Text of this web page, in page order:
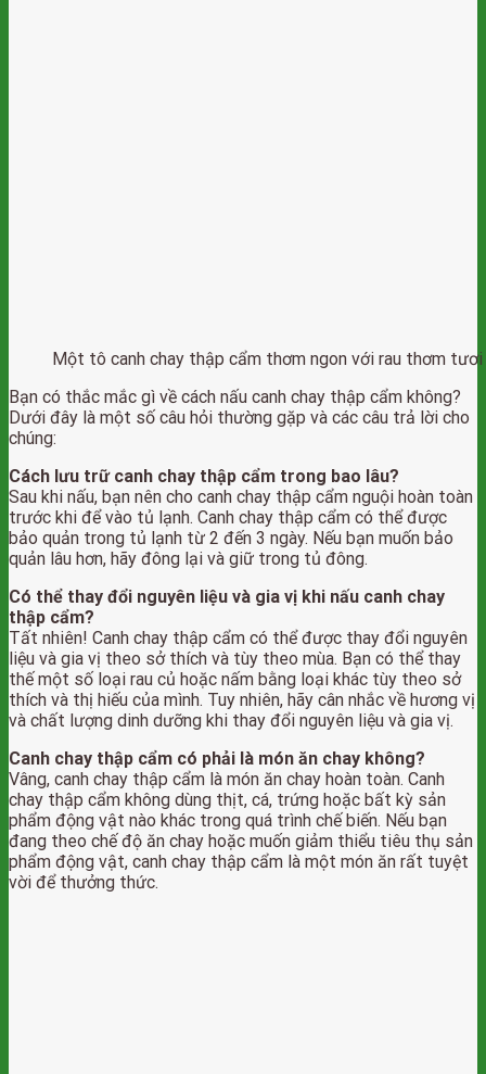
Một tô canh chay thập cẩm thơm ngon với rau thơm
Bạn có thắc mắc gì về cách nấu canh chay thập cẩm không?
Dưới đây là một số câu hỏi thường gặp và các câu trả lời cho
chúng:
Cách lưu trữ canh chay thập cẩm trong bao lâu?
Sau khi nấu, bạn nên cho canh chay thập cẩm nguội hoàn toàn
trước khi để vào tủ lạnh. Canh chay thập cẩm có thể được
bảo quản trong tủ lạnh từ 2 đến 3 ngày. Nếu bạn muốn bảo
quản lâu hơn, hãy đông lại và giữ trong tủ đông.
Có thể thay đổi nguyên liệu và gia vị khi nấu canh chay
thập cẩm?
Tất nhiên! Canh chay thập cẩm có thể được thay đổi nguyên
liệu và gia vị theo sở thích và tùy theo mùa. Bạn có thể thay
thế một số loại rau củ hoặc nấm bằng loại khác tùy theo sở
thích và thị hiếu của mình. Tuy nhiên, hãy cân nhắc về hương vị
và chất lượng dinh dưỡng khi thay đổi nguyên liệu và gia vị.
Canh chay thập cẩm có phải là món ăn chay không?
Vâng, canh chay thập cẩm là món ăn chay hoàn toàn. Canh
chay thập cẩm không dùng thịt, cá, trứng hoặc bất kỳ sản
phẩm động vật nào khác trong quá trình chế biến. Nếu bạn
đang theo chế độ ăn chay hoặc muốn giảm thiểu tiêu thụ sản
phẩm động vật, canh chay thập cẩm là một món ăn rất tuyệt
vời để thưởng thức.